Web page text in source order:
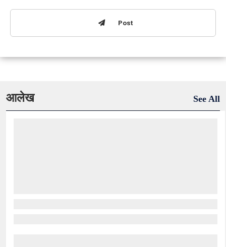
Post
आलेख See All